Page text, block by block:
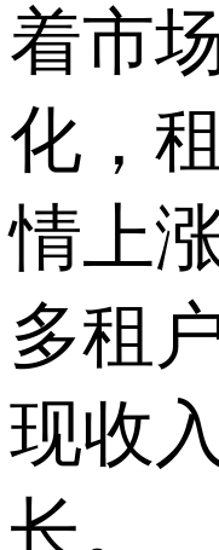
着市
化，
情上
多租
现收
长。